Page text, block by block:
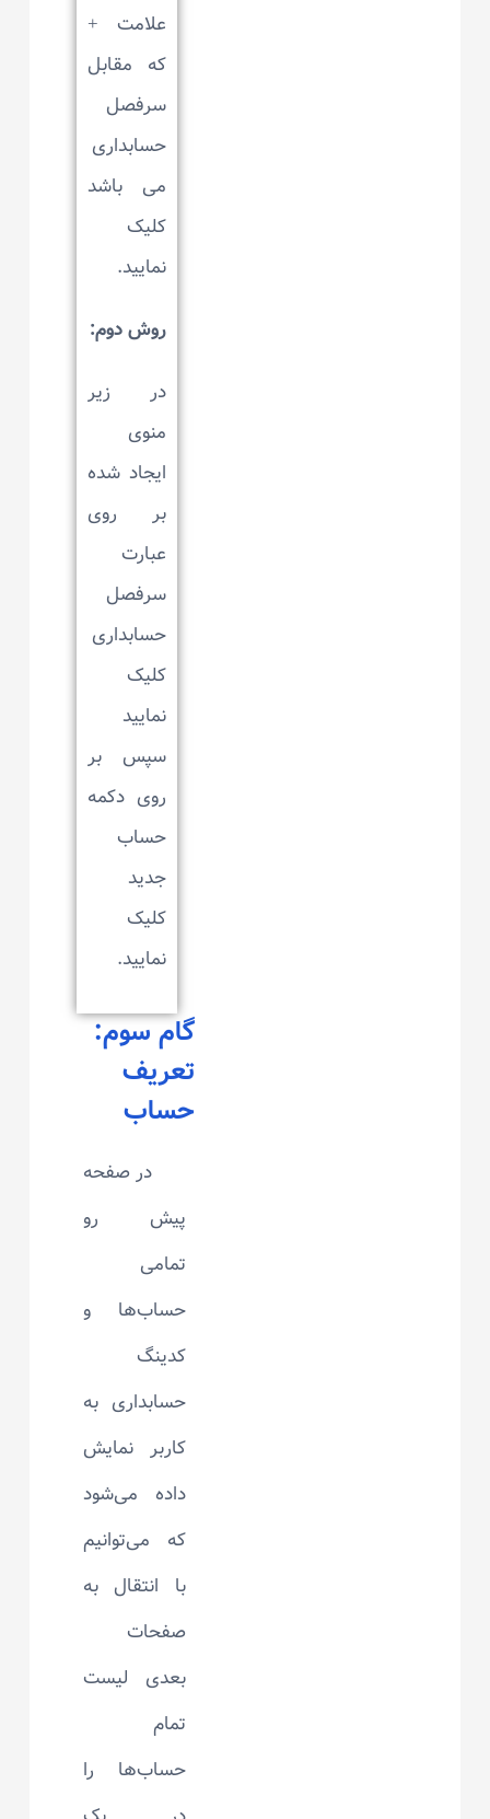
علامت +
که مقابل
سرفصل
حسابداری
می باشد
کلیک
نمایید.
روش دوم:
در زیر
منوی
ایجاد شده
بر روی
عبارت
سرفصل
حسابداری
کلیک
نمایید
سپس بر
روی دکمه
حساب
جدید
کلیک
نمایید.
گام سوم:
تعریف
حساب
در صفحه
پیش رو
تمامی
حساب‌ها و
کدینگ
حسابداری به
کاربر نمایش
داده می‌شود
که می‌توانیم
با انتقال به
صفحات
بعدی لیست
تمام
حساب‌ها را